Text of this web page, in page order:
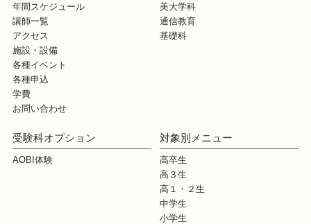
年間スケジュール
講師一覧
アクセス
施設・設備
各種イベント
各種申込
学費
お問い合わせ
美大学科
通信教育
基礎科
受験科オプション
AOBI体験
対象別メニュー
高卒生
高３生
高１・２生
中学生
小学生